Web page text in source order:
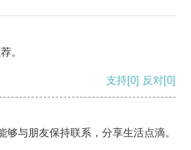
。
支持[0] 反对[0]
与朋友保持联系，分享生活点滴。